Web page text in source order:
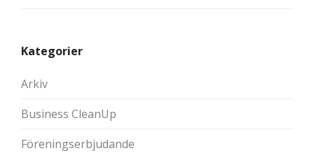
Kategorier
Arkiv
Business CleanUp
Föreningserbjudande